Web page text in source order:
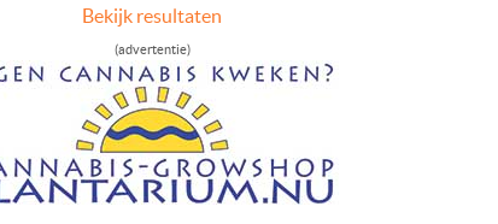
Bekijk resultaten
(advertentie)